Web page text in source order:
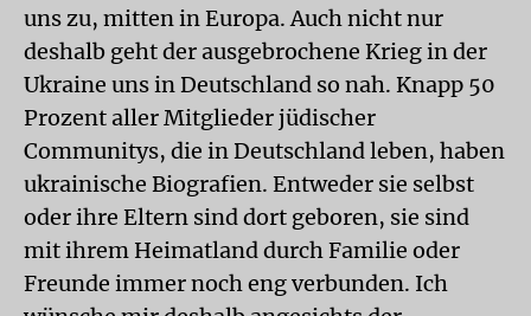
uns zu, mitten in Europa. Auch nicht nur
deshalb geht der ausgebrochene Krieg in der
Ukraine uns in Deutschland so nah. Knapp 50
Prozent aller Mitglieder jüdischer
Communitys, die in Deutschland leben, haben
ukrainische Biografien. Entweder sie selbst
oder ihre Eltern sind dort geboren, sie sind
mit ihrem Heimatland durch Familie oder
Freunde immer noch eng verbunden. Ich